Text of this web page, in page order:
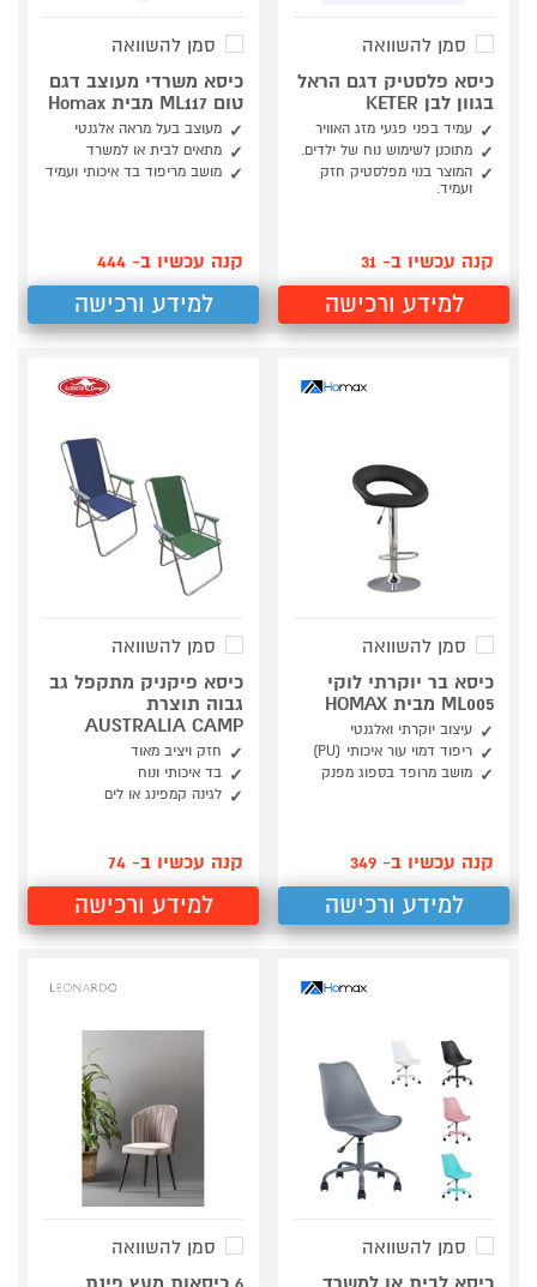
סמן להשוואה
כיסא פלסטיק דגם הראל
בגוון לבן KETER
עמיד בפני פגעי מזג האוויר
מתוכנן לשימוש נוח של ילדים.
המוצר בנוי מפלסטיק חזק
ועמיד.
קנה עכשיו ב- 31
למידע ורכישה
סמן להשוואה
כיסא משרדי מעוצב דגם
טום ML117 מבית Homax
מעוצב בעל מראה אלגנטי
מתאים לבית או למשרד
מושב מריפוד בד איכותי ועמיד
קנה עכשיו ב- 444
למידע ורכישה
סמן להשוואה
כיסא בר יוקרתי לוקי
ML005 מבית HOMAX
עיצוב יוקרתי ואלגנטי
ריפוד דמוי עור איכותי (PU)
מושב מרופד בספוג מפנק
קנה עכשיו ב- 349
למידע ורכישה
סמן להשוואה
כיסא פיקניק מתקפל גב
גבוה תוצרת
AUSTRALIA CAMP
חזק ויציב מאוד
בד איכותי ונוח
לגינה קמפינג או לים
קנה עכשיו ב- 74
למידע ורכישה
סמן להשוואה
סמן להשוואה